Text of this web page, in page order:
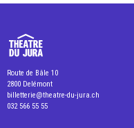
Route de Bâle 10
2800 Delémont
billetterie@theatre-du-jura.ch
032 566 55 55